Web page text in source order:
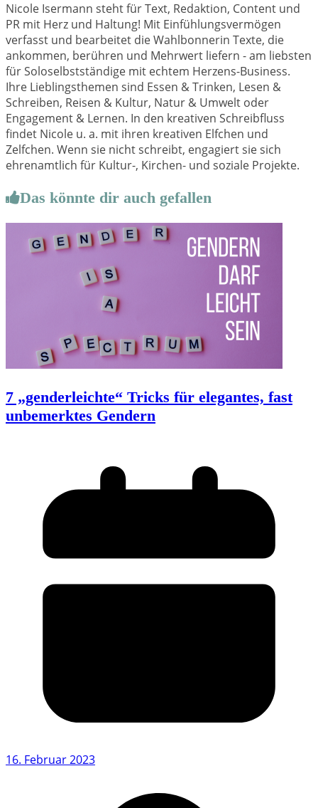
Nicole Isermann steht für Text, Redaktion, Content und
PR mit Herz und Haltung! Mit Einfühlungsvermögen
verfasst und bearbeitet die Wahlbonnerin Texte, die
ankommen, berühren und Mehrwert liefern - am liebsten
für Soloselbstständige mit echtem Herzens-Business.
Ihre Lieblingsthemen sind Essen & Trinken, Lesen &
Schreiben, Reisen & Kultur, Natur & Umwelt oder
Engagement & Lernen. In den kreativen Schreibfluss
findet Nicole u. a. mit ihren kreativen Elfchen und
Zelfchen. Wenn sie nicht schreibt, engagiert sie sich
ehrenamtlich für Kultur-, Kirchen- und soziale Projekte.
Das könnte dir auch gefallen
7 „genderleichte“ Tricks für elegantes, fast
unbemerktes Gendern
16. Februar 2023